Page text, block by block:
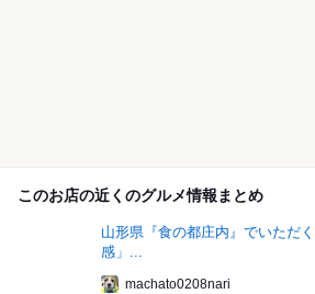
このお店の近くのグルメ情報まとめ
山形県『食の都庄内』でいただ
感」...
machato0208nari